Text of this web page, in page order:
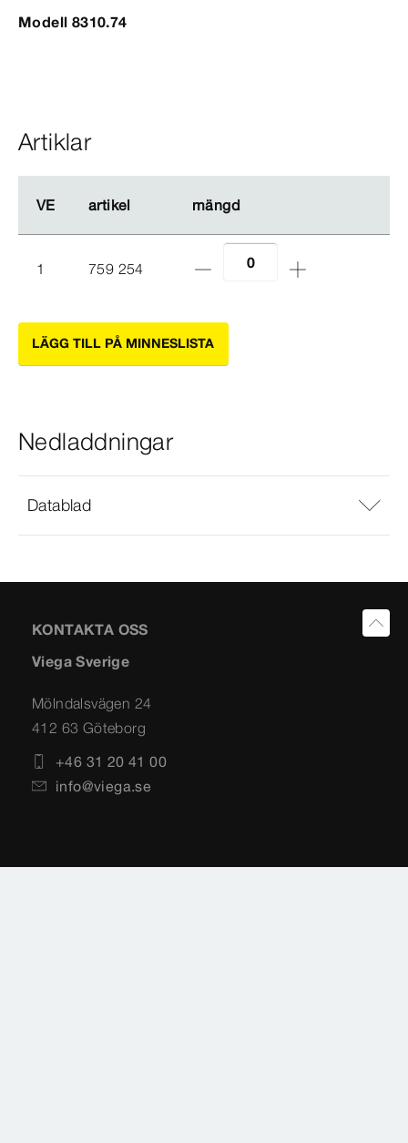
Modell 8310.74
Artiklar
VE artikel mängd
VE artikel mängd
1 759 254
LÄGG TILL PÅ MINNESLISTA
Nedladdningar
Datablad
KONTAKTA OSS
Viega Sverige
Mölndalsvägen 24
412 63 Göteborg
+46 31 20 41 00
info@viega.se